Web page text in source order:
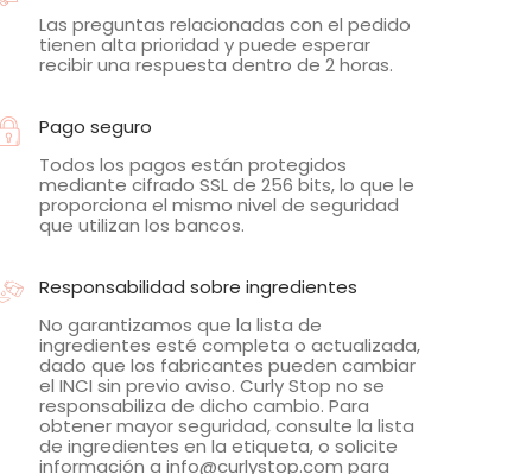
Las preguntas relacionadas con el pedido
tienen alta prioridad y puede esperar
recibir una respuesta dentro de 2 horas.
Pago seguro
Todos los pagos están protegidos
mediante cifrado SSL de 256 bits, lo que le
proporciona el mismo nivel de seguridad
que utilizan los bancos.
Responsabilidad sobre ingredientes
No garantizamos que la lista de
ingredientes esté completa o actualizada,
dado que los fabricantes pueden cambiar
el INCI sin previo aviso. Curly Stop no se
responsabiliza de dicho cambio. Para
obtener mayor seguridad, consulte la lista
de ingredientes en la etiqueta, o solicite
información a info@curlystop.com para